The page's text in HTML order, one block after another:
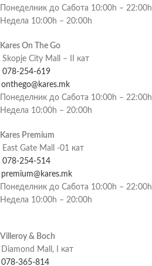
Понеделник до Сабота 10:00h – 22:00h
Недела 10:00h – 20:00h
Kares On The Go
Skopje City Mall – II кат
078-254-619
onthego@kares.mk
Понеделник до Сабота 10:00h – 22:00h
Недела 10:00h – 20:00h
Kares Premium
East Gate Mall -01 кат
078-254-514
premium@kares.mk
Понеделник до Сабота 10:00h – 22:00h
Недела 10:00h – 20:00h
Villeroy & Boch
Diamond Mall, I кат
078-365-814